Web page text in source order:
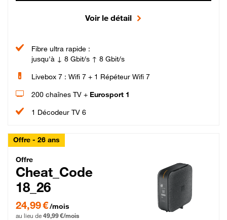
Voir le détail
Fibre ultra rapide :
jusqu'à ↓ 8 Gbit/s ↑ 8 Gbit/s
Livebox 7 : Wifi 7 + 1 Répéteur Wifi 7
200 chaînes TV + Eurosport 1
1 Décodeur TV 6
Offre - 26 ans
Cheat_Code Fibre_18_26
Offre
Cheat_Code
18_26
24,99 € par mois pendant 0 mois puis 49,99 € par mois, Sans engagement
24,99 €/mois
au lieu de 49,99 €/mois